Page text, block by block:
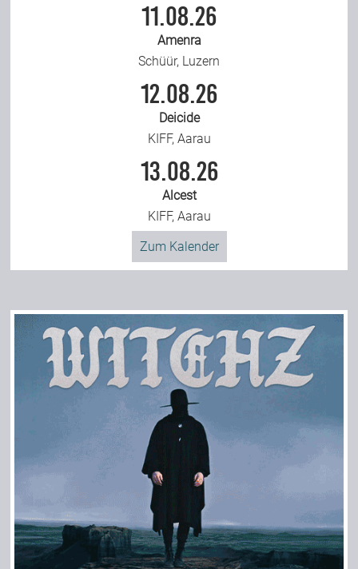
11.08.26
Amenra
Schüür, Luzern
12.08.26
Deicide
KIFF, Aarau
13.08.26
Alcest
KIFF, Aarau
Zum Kalender